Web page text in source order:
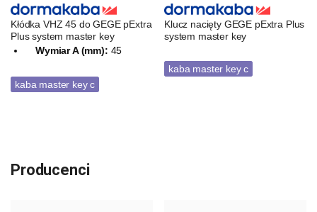
Kłódka VHZ 45 do GEGE pExtra
Plus system master key
Wymiar A (mm): 45
kaba master key c
Klucz nacięty GEGE pExtra Plus
system master key
kaba master key c
Producenci